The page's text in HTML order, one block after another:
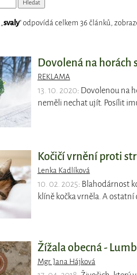
svaly“ odpovídá celkem 36 článků,
Dovolená na horách
REKLAMA
13. 10. 2020: Dovolenou na
neměli nechat ujít. Posílit
Kočičí vrnění proti
Lenka Kadlíková
10. 02. 2025: Blahodárnost
klíně kočka vrněla. A
Žížala obecná -
Mgr. Jana Hájková